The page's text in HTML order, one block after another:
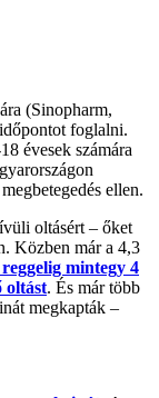
(Sinopharm,
foglalni.
évesek számára
ellen.
oltásért – őket
Közben már a 4,3
mintegy 4
oltást. És már több
megkapták –